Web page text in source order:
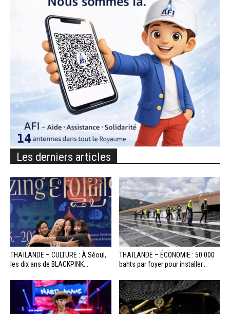
Les derniers articles
THAÏLANDE – CULTURE : À Séoul,
les dix ans de BLACKPINK...
THAÏLANDE – ÉCONOMIE : 50 000
bahts par foyer pour installer...